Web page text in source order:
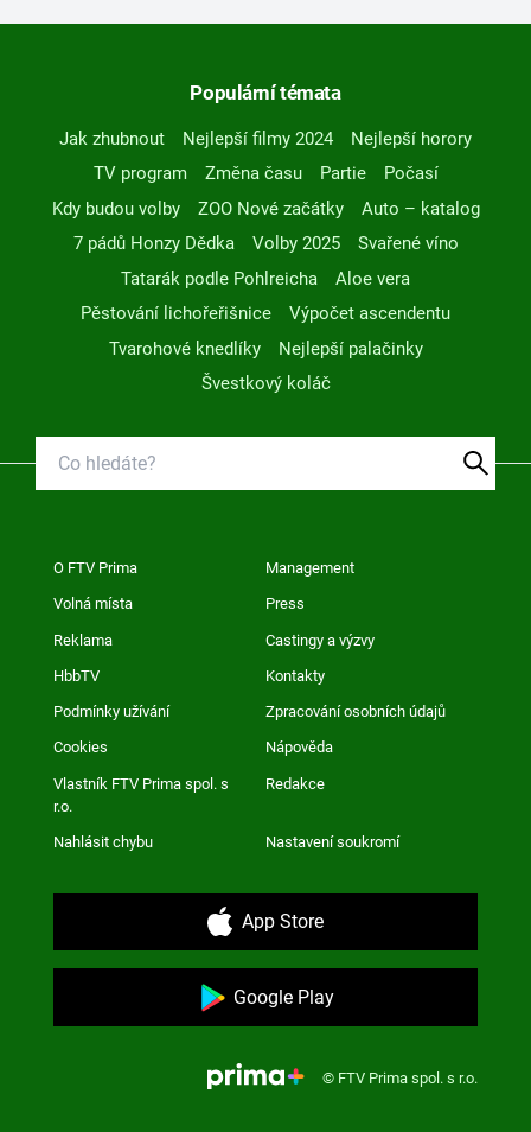
Populární témata
Jak zhubnout Nejlepší filmy 2024
Nejlepší horory
TV program
Změna času Partie
Počasí
Kdy budou volby
ZOO Nové začátky
Auto – katalog
7 pádů Honzy Dědka
Volby 2025
Svařené víno
Tatarák podle Pohlreicha
Aloe vera
Pěstování lichořeřišnice
Výpočet ascendentu
Tvarohové knedlíky
Nejlepší palačinky
Švestkový koláč
O FTV Prima Management
Volná místa Press
Reklama Castingy a výzvy
HbbTV Kontakty
Podmínky užívání Zpracování osobních údajů
Cookies Nápověda
Vlastník FTV Prima spol. s
r.o.
Redakce
Nahlásit chybu Nastavení soukromí
App Store
Google Play
© FTV Prima spol. s r.o.